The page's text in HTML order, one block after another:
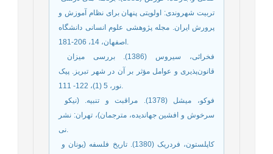
تربیت شهروندی: اولویتی پنهان برای نظام آموزش و
پرورش ایران. مجله پژوهشی علوم انسانی دانشگاه
اصفهان، 14، 206-181.
قانون‌پذیری و عوامل مؤثر بر آن در شهر تبریز. پیک
نور، 5 (1)، 122- 111.
سرخوش و افشین جهاندیده، مترجمان)، تهران: نشر
نی.